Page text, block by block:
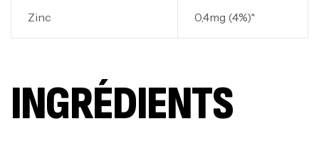
Zinc 0,4mg (4%)*
INGRÉDIENTS